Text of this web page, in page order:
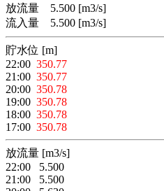
放流量 5.500 [m3/s]
流入量 5.500 [m3/s]
貯水位 [m]
22:00 350.77
21:00 350.77
20:00 350.78
19:00 350.78
18:00 350.78
17:00 350.78
放流量 [m3/s]
22:00 5.500
21:00 5.500